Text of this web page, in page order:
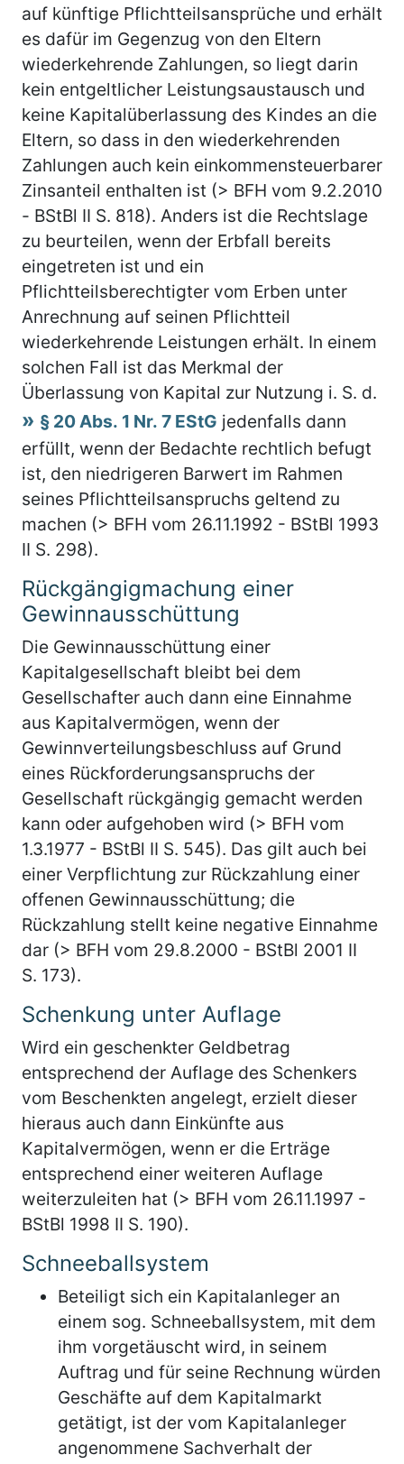
auf künftige Pflichtteilsansprüche und erhält
es dafür im Gegenzug von den Eltern
wiederkehrende Zahlungen, so liegt darin
kein entgeltlicher Leistungsaustausch und
keine Kapitalüberlassung des Kindes an die
Eltern, so dass in den wiederkehrenden
Zahlungen auch kein einkommensteuerbarer
Zinsanteil enthalten ist (> BFH vom 9.2.2010
- BStBl II S. 818). Anders ist die Rechtslage
zu beurteilen, wenn der Erbfall bereits
eingetreten ist und ein
Pflichtteilsberechtigter vom Erben unter
Anrechnung auf seinen Pflichtteil
wiederkehrende Leistungen erhält. In einem
solchen Fall ist das Merkmal der
Überlassung von Kapital zur Nutzung i. S. d.
§ 20 Abs. 1 Nr. 7 EStG jedenfalls dann
erfüllt, wenn der Bedachte rechtlich befugt
ist, den niedrigeren Barwert im Rahmen
seines Pflichtteilsanspruchs geltend zu
machen (> BFH vom 26.11.1992 - BStBl 1993
II S. 298).
Rückgängigmachung einer
Gewinnausschüttung
Die Gewinnausschüttung einer
Kapitalgesellschaft bleibt bei dem
Gesellschafter auch dann eine Einnahme
aus Kapitalvermögen, wenn der
Gewinnverteilungsbeschluss auf Grund
eines Rückforderungsanspruchs der
Gesellschaft rückgängig gemacht werden
kann oder aufgehoben wird (> BFH vom
1.3.1977 - BStBl II S. 545). Das gilt auch bei
einer Verpflichtung zur Rückzahlung einer
offenen Gewinnausschüttung; die
Rückzahlung stellt keine negative Einnahme
dar (> BFH vom 29.8.2000 - BStBl 2001 II
S. 173).
Schenkung unter Auflage
Wird ein geschenkter Geldbetrag
entsprechend der Auflage des Schenkers
vom Beschenkten angelegt, erzielt dieser
hieraus auch dann Einkünfte aus
Kapitalvermögen, wenn er die Erträge
entsprechend einer weiteren Auflage
weiterzuleiten hat (> BFH vom 26.11.1997 -
BStBl 1998 II S. 190).
Schneeballsystem
Beteiligt sich ein Kapitalanleger an
einem sog. Schneeballsystem, mit dem
ihm vorgetäuscht wird, in seinem
Auftrag und für seine Rechnung würden
Geschäfte auf dem Kapitalmarkt
getätigt, ist der vom Kapitalanleger
angenommene Sachverhalt der